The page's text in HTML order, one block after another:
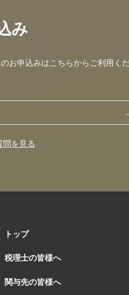
み
お申込みはこちらからご利用く
問を見る
トップ
税理士の皆様へ
関与先の皆様へ